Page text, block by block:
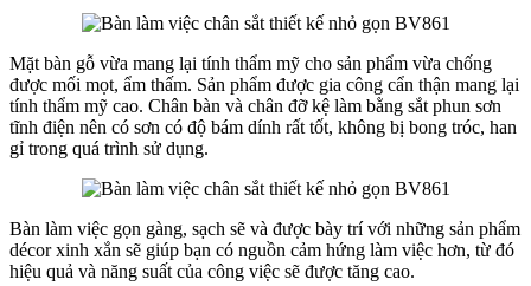
Mặt bàn gỗ vừa mang lại tính thẩm mỹ cho sản phẩm vừa chống
được mối mọt, ẩm thấm. Sản phẩm được gia công cẩn thận mang lại
tính thẩm mỹ cao. Chân bàn và chân đỡ kệ làm bằng sắt phun sơn
tĩnh điện nên có sơn có độ bám dính rất tốt, không bị bong tróc, han
gỉ trong quá trình sử dụng.
Bàn làm việc gọn gàng, sạch sẽ và được bày trí với những sản phẩm
décor xinh xắn sẽ giúp bạn có nguồn cảm hứng làm việc hơn, từ đó
hiệu quả và năng suất của công việc sẽ được tăng cao.